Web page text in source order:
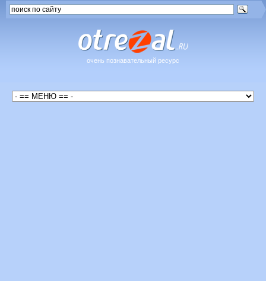
очень познавательный ресурс